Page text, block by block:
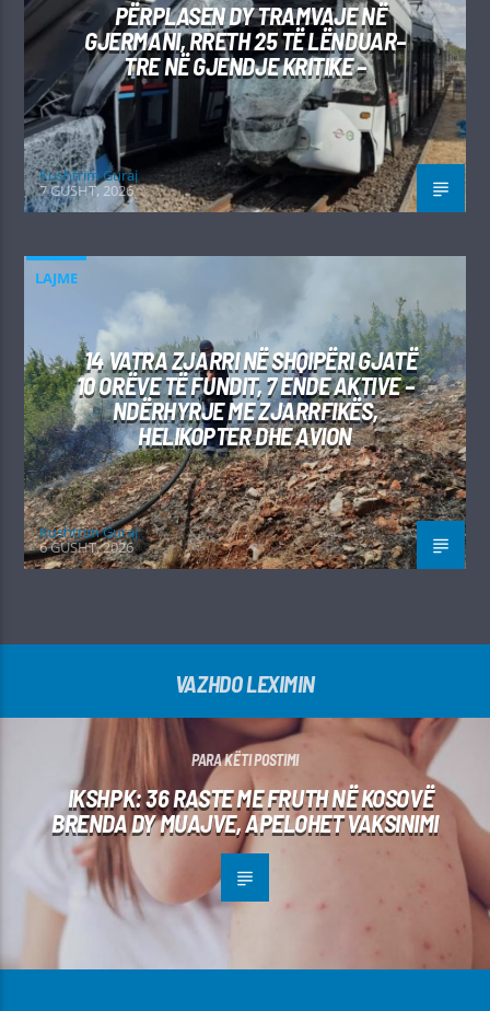
PËRPLASEN DY TRAMVAJE NË
GJERMANI, RRETH 25 TË LËNDUAR–
TRE NË GJENDJE KRITIKE –
Kushtrim Guraj
7 GUSHT, 2026
LAJME
14 VATRA ZJARRI NË SHQIPËRI GJATË
10 ORËVE TË FUNDIT, 7 ENDE AKTIVE –
NDËRHYRJE ME ZJARRFIKËS,
HELIKOPTER DHE AVION
Kushtrim Guraj
6 GUSHT, 2026
VAZHDO LEXIMIN
PARA KËTI POSTIMI
IKSHPK: 36 RASTE ME FRUTH NË KOSOVË
BRENDA DY MUAJVE, APELOHET VAKSINIMI